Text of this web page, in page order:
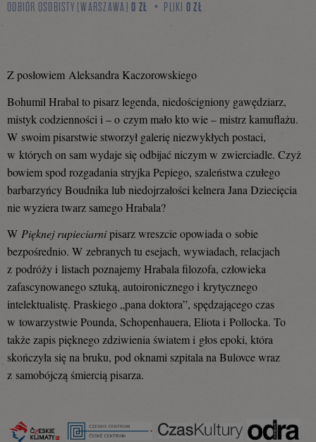
ODBIÓR OSOBISTY (WARSZAWA) 0 ZŁ PLIKI 0 ZŁ
Z posłowiem Aleksandra Kaczorowskiego
Bohumil Hrabal to pisarz legenda, niedościgniony gawędziarz,
mistyk codzienności i – o czym mało kto wie – mistrz kamuflażu.
W swoim pisarstwie stworzył galerię niezwykłych postaci,
w których on sam wydaje się odbijać niczym w zwierciadle. Czyż
bowiem spod rozgadania stryjka Pepiego, szaleństwa czułego
barbarzyńcy Boudnika lub niedojrzałości kelnera Jana Dziecięcia
nie wyziera twarz samego Hrabala?
W Pięknej rupieciarnipisarz wreszcie opowiada o sobie
bezpośrednio. W zebranych tu esejach, wywiadach, relacjach
z podróży i listach poznajemy Hrabala filozofa, człowieka
zafascynowanego sztuką, autoironicznego i krytycznego
intelektualistę. Praskiego „pana doktora”, spędzającego czas
w towarzystwie Pounda, Schopenhauera, Eliota i Pollocka. To
także zapis pięknego zdziwienia światem i głos epoki, która
skończyła się na bruku, pod oknami szpitala na Bulovce wraz
z samobójczą śmiercią pisarza.